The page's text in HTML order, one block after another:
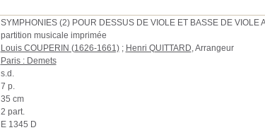
SYMPHONIES (2) POUR DESSUS DE VIOLE ET BASSE DE VIOLE
partition musicale imprimée
Louis COUPERIN (1626-1661); Henri QUITTARD, Arrangeur
Paris : Demets
s.d.
7 p.
35 cm
2 part.
E 1345 D